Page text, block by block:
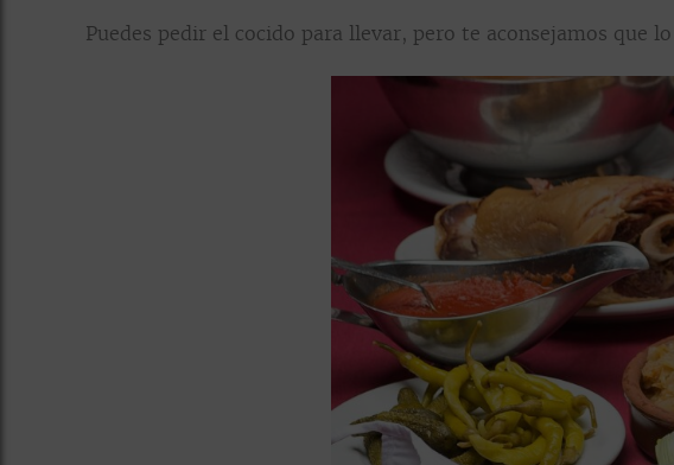
Puedes pedir el cocido para llevar, pero te aconsejamos que